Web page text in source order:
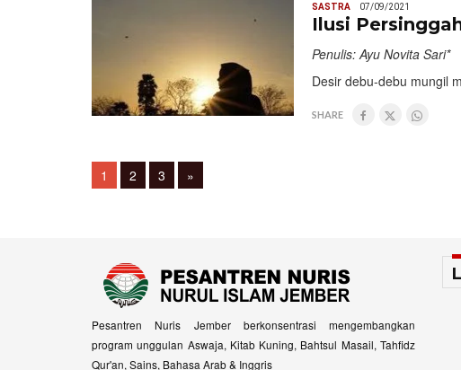
SASTRA 07/09/2021
Ilusi
Penulis: Ayu Novita Sari*
Desir debu-debu mungil
SHARE
Posts
Page
1 Page
2 Page
3 »
Pesantren Nuris Jember berkonsentrasi mengembangkan
program unggulan Aswaja, Kitab Kuning, Bahtsul Masail, Tahfidz
Qur'an, Sains, Bahasa Arab & Inggris